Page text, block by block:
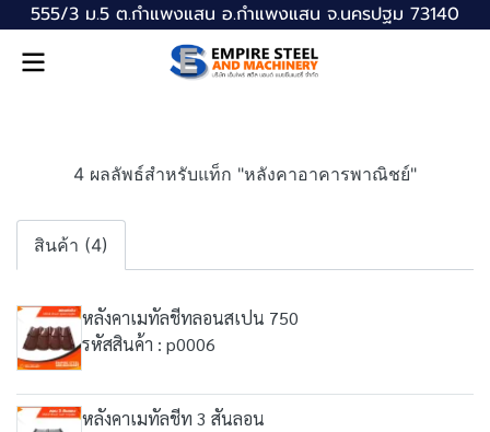
555/3 ม.5 ต.กำแพงแสน อ.กำแพงแสน จ.นครปฐม 73140
4 ผลลัพธ์สำหรับแท็ก "หลังคาอาคารพาณิชย์"
สินค้า (4)
หลังคาเมทัลชีทลอนสเปน 750
รหัสสินค้า : p0006
หลังคาเมทัลชีท 3 สันลอน